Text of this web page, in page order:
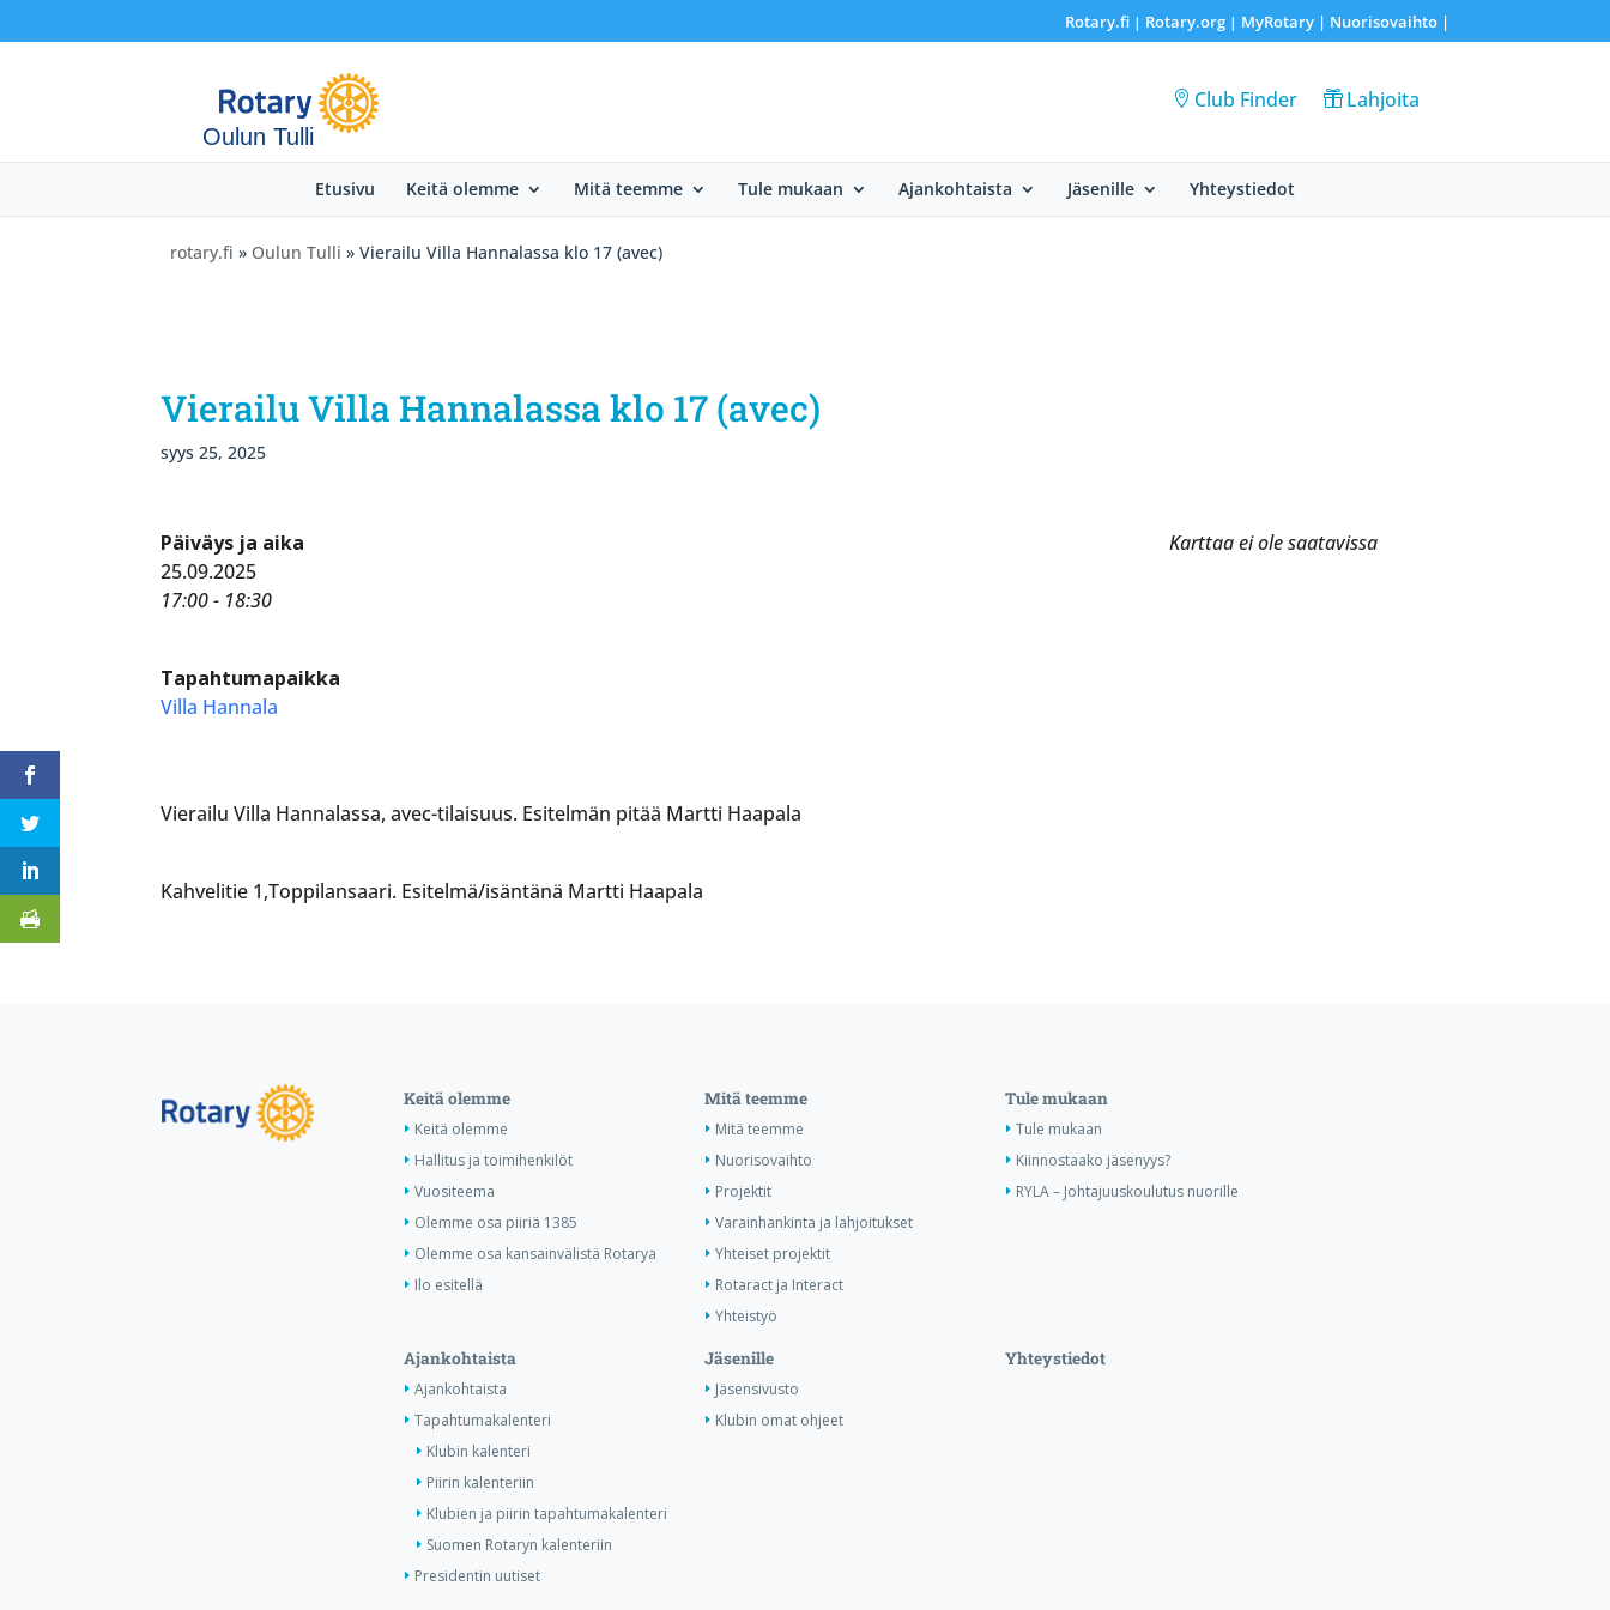
Rotary.fi| Rotary.org| MyRotary | Nuorisovaihto|
Oulun Tulli
Club Finder Lahjoita
Etusivu Keitä olemme Mitä teemme Tule mukaan Ajankohtaista Jäsenille Yhteystiedot
rotary.fi » Oulun Tulli » Vierailu Villa Hannalassa klo 17 (avec)
Vierailu Villa Hannalassa klo 17 (avec)
syys 25, 2025
Karttaa ei ole saatavissa
Päiväys ja aika
25.09.2025
17:00 - 18:30
Tapahtumapaikka
Villa Hannala
Vierailu Villa Hannalassa, avec-tilaisuus. Esitelmän pitää Martti Haapala
Kahvelitie 1,Toppilansaari. Esitelmä/isäntänä Martti Haapala
Keitä olemme
Keitä olemme
Hallitus ja toimihenkilöt
Vuositeema
Olemme osa piiriä 1385
Olemme osa kansainvälistä Rotarya
Ilo esitellä
Mitä teemme
Mitä teemme
Nuorisovaihto
Projektit
Varainhankinta ja lahjoitukset
Yhteiset projektit
Rotaract ja Interact
Yhteistyö
Tule mukaan
Tule mukaan
Kiinnostaako jäsenyys?
RYLA – Johtajuuskoulutus nuorille
Ajankohtaista
Ajankohtaista
Tapahtumakalenteri
Klubin kalenteri
Piirin kalenteriin
Klubien ja piirin tapahtumakalenteri
Suomen Rotaryn kalenteriin
Presidentin uutiset
Jäsenille
Jäsensivusto
Klubin omat ohjeet
Yhteystiedot